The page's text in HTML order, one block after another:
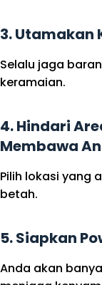
3. Utamakan
Selalu jaga
keramaian.
4. Hindari
Membawa
Pilih lokasi yang
betah.
5. Siapkan
Anda akan